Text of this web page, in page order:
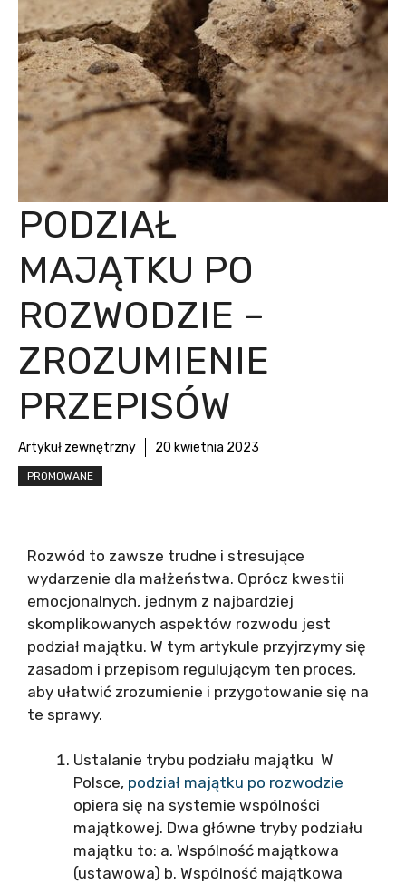
PODZIAŁ
MAJĄTKU PO
ROZWODZIE –
ZROZUMIENIE
PRZEPISÓW
Artykuł zewnętrzny 20 kwietnia 2023
PROMOWANE
Rozwód to zawsze trudne i stresujące
wydarzenie dla małżeństwa. Oprócz kwestii
emocjonalnych, jednym z najbardziej
skomplikowanych aspektów rozwodu jest
podział majątku. W tym artykule przyjrzymy się
zasadom i przepisom regulującym ten proces,
aby ułatwić zrozumienie i przygotowanie się na
te sprawy.
Ustalanie trybu podziału majątku W
Polsce, podział majątku po rozwodzie
opiera się na systemie wspólności
majątkowej. Dwa główne tryby podziału
majątku to: a. Wspólność majątkowa
(ustawowa) b. Wspólność majątkowa